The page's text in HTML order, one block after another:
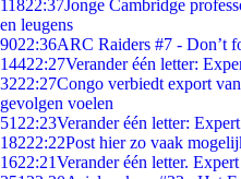
11822:37Jonge Cambridge
en leugens
9022:36ARC Raiders #7 - Don’t
14422:27Verander één letter:
3222:27Congo verbiedt export
gevolgen voelen
51 22:23Verander één letter:
18222:22Post hier zo vaak
1622:21Verander één letter.